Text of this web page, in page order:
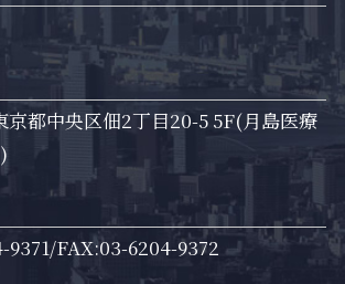
京都中央区佃2丁目20-5 5F(月島医療
FAX:03-6204-9372